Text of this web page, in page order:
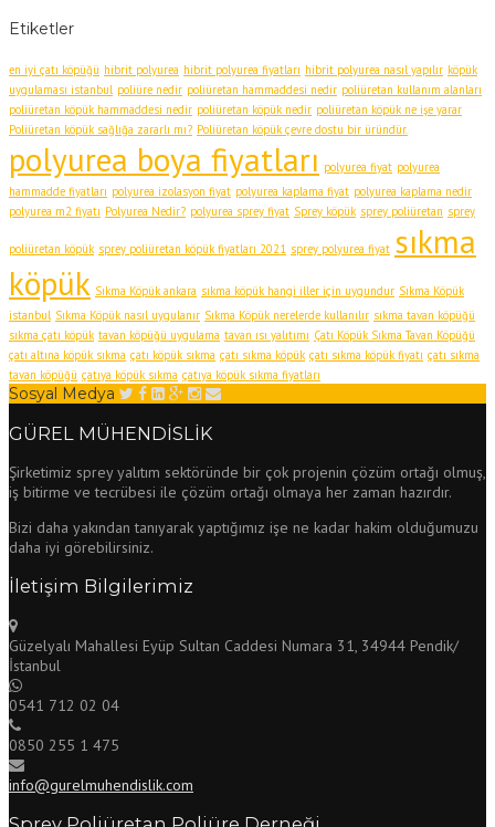
Etiketler
en iyi çatı köpüğü hibrit polyurea hibrit polyurea fiyatları hibrit polyurea nasıl yapılır köpük
uygulaması istanbul poliüre nedir poliüretan hammaddesi nedir poliüretan kullanım alanları
poliüretan köpük hammaddesi nedir poliüretan köpük nedir poliüretan köpük ne işe yarar
Poliüretan köpük sağlığa zararlı mı? Poliüretan köpük çevre dostu bir üründür.
polyurea boya fiyatları polyurea fiyat polyurea
hammadde fiyatları polyurea izolasyon fiyat polyurea kaplama fiyat polyurea kaplama nedir
polyurea m2 fiyatı Polyurea Nedir? polyurea sprey fiyat Sprey köpük sprey poliüretan sprey
poliüretan köpük sprey poliüretan köpük fiyatları 2021 sprey polyurea fiyat sıkma
köpük Sıkma Köpük ankara sıkma köpük hangi iller için uygundur Sıkma Köpük
istanbul Sıkma Köpük nasıl uygulanır Sıkma Köpük nerelerde kullanılır sıkma tavan köpüğü
sıkma çatı köpük tavan köpüğü uygulama tavan ısı yalıtımı Çatı Köpük Sıkma Tavan Köpüğü
çatı altına köpük sıkma çatı köpük sıkma çatı sıkma köpük çatı sıkma köpük fiyatı çatı sıkma
tavan köpüğü çatıya köpük sıkma çatıya köpük sıkma fiyatları
Sosyal Medya
GÜREL MÜHENDİSLİK
Şirketimiz sprey yalıtım sektöründe bir çok projenin çözüm ortağı olmuş,
iş bitirme ve tecrübesi ile çözüm ortağı olmaya her zaman hazırdır.
Bizi daha yakından tanıyarak yaptığımız işe ne kadar hakim olduğumuzu
daha iyi görebilirsiniz.
İletişim Bilgilerimiz
Güzelyalı Mahallesi Eyüp Sultan Caddesi Numara 31, 34944 Pendik/
İstanbul
0541 712 02 04
0850 255 1 475
info@gurelmuhendislik.com